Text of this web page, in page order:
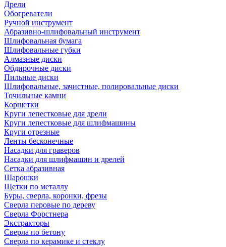
Дрели
Обогреватели
Ручной инструмент
Абразивно-шлифовальный инструмент
Шлифовальная бумага
Шлифовальные губки
Алмазные диски
Обдирочные диски
Пильные диски
Шлифовальные, зачистные, полировальные диски
Точильные камни
Корщетки
Круги лепестковые для дрели
Круги лепестковые для шлифмашины
Круги отрезные
Ленты бесконечные
Насадки для граверов
Насадки для шлифмашин и дрелей
Сетка абразивная
Шарошки
Щетки по металлу
Буры, сверла, коронки, фрезы
Сверла перовые по дереву
Сверла Форстнера
Экстракторы
Сверла по бетону
Сверла по керамике и стеклу